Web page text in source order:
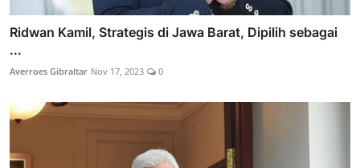
Ridwan Kamil, Strategis di Jawa Barat, Dipilih sebagai
...
Averroes Gibraltar Nov 17, 2023 0